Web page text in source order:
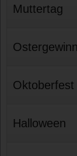
Muttertag
Oktoberfest
Halloween